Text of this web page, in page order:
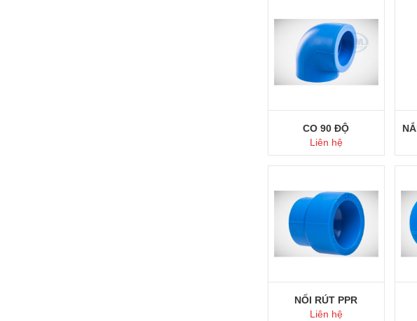
Mua ngay
Mua ngay
CO 90 ĐỘ
Liên hệ
NỐI RÚT PPR
Liên hệ